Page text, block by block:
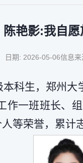
陈艳影:我自
日期: 2026-05-06信息来
科生，郑州
一班班长
等荣誉，累计